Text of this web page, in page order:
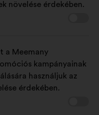
növelése érdekében.
a Meemany
kampányainak
használjuk az
érdekében.